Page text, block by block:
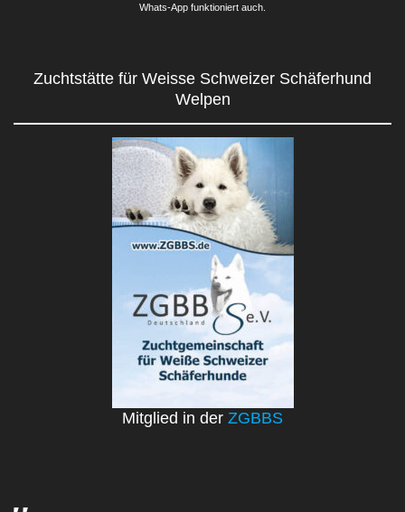
Whats-App funktioniert auch.
Zuchtstätte für Weisse Schweizer Schäferhund
Welpen
Mitglied in der ZGBBS